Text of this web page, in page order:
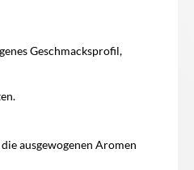
Geschmacksprofil,
ausgewogenen Aromen